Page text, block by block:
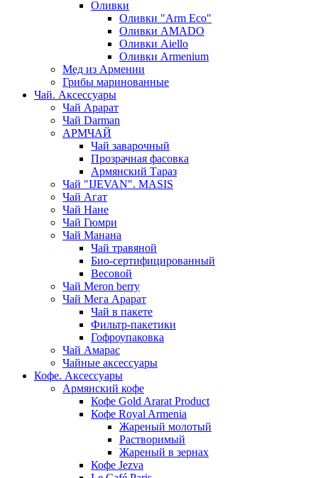
Оливки
Оливки "Arm Eco"
Оливки AMADO
Оливки Aiello
Оливки Armenium
Мед из Армении
Грибы маринованные
Чай. Аксессуары
Чай Арарат
Чай Darman
АРМЧАЙ
Чай заварочный
Прозрачная фасовка
Армянский Тараз
Чай "IJEVAN". MASIS
Чай Агат
Чай Нане
Чай Гюмри
Чай Манана
Чай травяной
Био-сертифицированный
Весовой
Чай Meron berry
Чай Мега Арарат
Чай в пакете
Фильтр-пакетики
Гофроупаковка
Чай Амарас
Чайные аксессуары
Кофе. Аксессуары
Армянский кофе
Кофе Gold Ararat Product
Кофе Royal Armenia
Жареный молотый
Растворимый
Жареный в зернах
Кофе Jezva